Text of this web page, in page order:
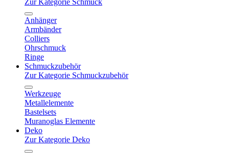
Zur Kategorie Schmuck
Anhänger
Armbänder
Colliers
Ohrschmuck
Ringe
Schmuckzubehör
Zur Kategorie Schmuckzubehör
Werkzeuge
Metallelemente
Bastelsets
Muranoglas Elemente
Deko
Zur Kategorie Deko